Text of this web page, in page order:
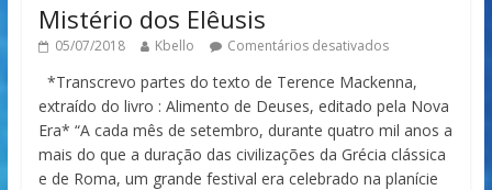
Mistério dos Elêusis
05/07/2018 Kbello Comentários desativados
*Transcrevo partes do texto de Terence Mackenna,
extraído do livro : Alimento de Deuses, editado pela Nova
Era* “A cada mês de setembro, durante quatro mil anos a
mais do que a duração das civilizações da Grécia clássica
e de Roma, um grande festival era celebrado na planície